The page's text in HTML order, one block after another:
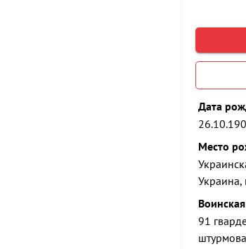
Дата
Место
Украина,
91